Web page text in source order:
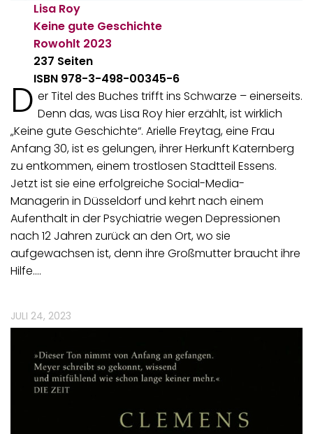
Lisa Roy
Keine gute Geschichte
Rowohlt 2023
237 Seiten
ISBN 978-3-498-00345-6
D er Titel des Buches trifft ins Schwarze – einerseits.
Denn das, was Lisa Roy hier erzählt, ist wirklich
„Keine gute Geschichte“. Arielle Freytag, eine Frau
Anfang 30, ist es gelungen, ihrer Herkunft Katernberg
zu entkommen, einem trostlosen Stadtteil Essens.
Jetzt ist sie eine erfolgreiche Social-Media-
Managerin in Düsseldorf und kehrt nach einem
Aufenthalt in der Psychiatrie wegen Depressionen
nach 12 Jahren zurück an den Ort, wo sie
aufgewachsen ist, denn ihre Großmutter braucht ihre
Hilfe.…
JULI 24, 2023